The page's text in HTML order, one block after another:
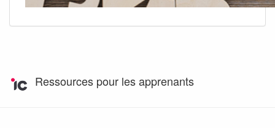
Ressources pour les apprenants